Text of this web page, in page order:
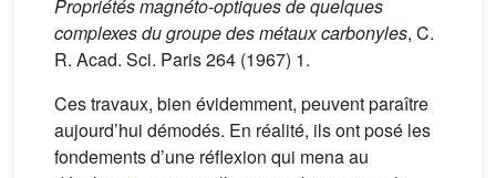
Propriétés magnéto-optiques de quelques
complexes du groupe des métaux carbonyles, C.
R. Acad. Sci. Paris 264 (1967) 1.
Ces travaux, bien évidemment, peuvent paraître
aujourd’hui démodés. En réalité, ils ont posé les
fondements d’une réflexion qui mena au